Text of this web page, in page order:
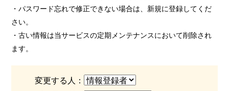
・パスワード忘れで修正できない場合は、新規に登録してくだ
さい。
・古い情報は当サービスの定期メンテナンスにおいて削除され
ます。
変更する人：